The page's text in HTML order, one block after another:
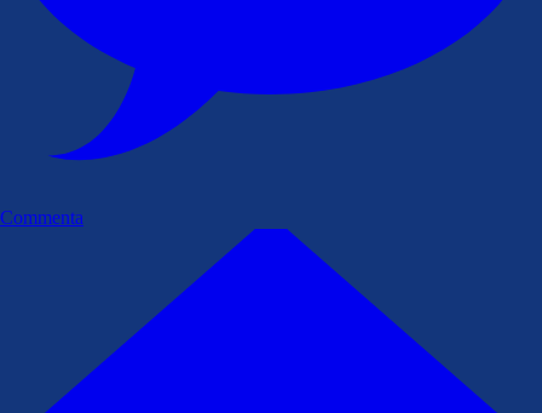
Commenta